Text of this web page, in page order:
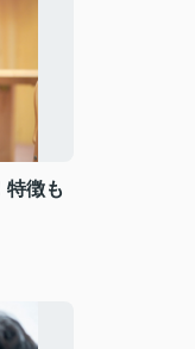
特徴も